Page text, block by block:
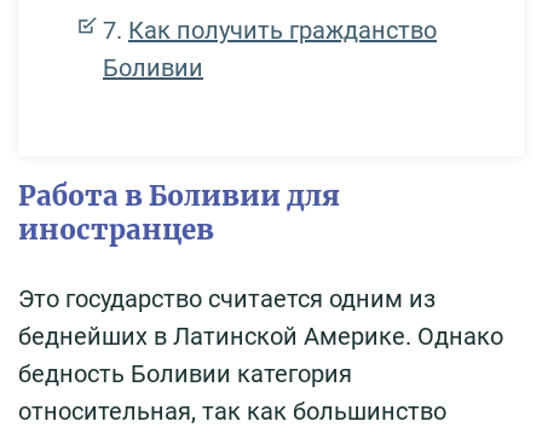
Как получить гражданство
Боливии
Работа в Боливии для
иностранцев
Это государство считается одним из
беднейших в Латинской Америке. Однако
бедность Боливии категория
относительная, так как большинство